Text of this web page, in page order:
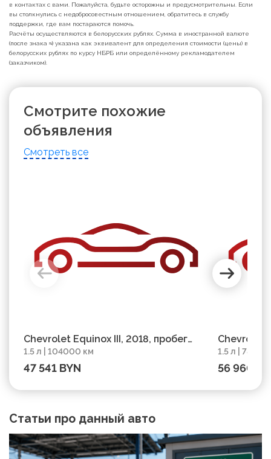
в контактах с вами. Пожалуйста, будьте осторожны и предусмотрительны. Если
вы столкнулись с недобросовестным отношением, обратитесь в службу
поддержки, где вам постараются помочь.
Расчёты осуществляются в белорусских рублях. Сумма в иностранной валюте
(после знака ≈) указана как эквивалент для определения стоимости (цены) в
белорусских рублях по курсу НБРБ или определённому рекламодателем
(заказчиком).
Смотрите похожие
объявления
Смотреть все
Chevrolet Equinox III, 2018, пробег
104000 км
1.5 л | 104000 км
47 541 BYN
Chevrolet
78000 км
1.5 л |
56 960
Статьи про данный авто